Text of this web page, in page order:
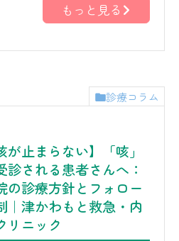
もっと見る
診療コラム
が止まらない】「咳」
診される患者さんへ：
の診療方針とフォロー
｜津かわもと救急・内
リニック